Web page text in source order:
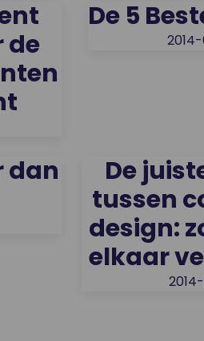
de
De 5
dan
De
tussen
design:
elkaar